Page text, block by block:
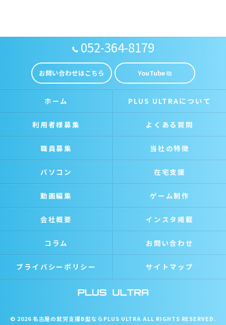
052-364-8179
お問い合わせはこちら YouTube
ホーム PLUS ULTRAについて
利用者様募集 よくある質問
職員募集 当社の特徴
パソコン 在宅支援
動画編集 ゲーム制作
会社概要 インスタ掲載
コラム お問い合わせ
プライバシーポリシー サイトマップ
© 2026 名古屋の就労支援B型ならPLUS ULTRA ALL RIGHTS RESERVED.